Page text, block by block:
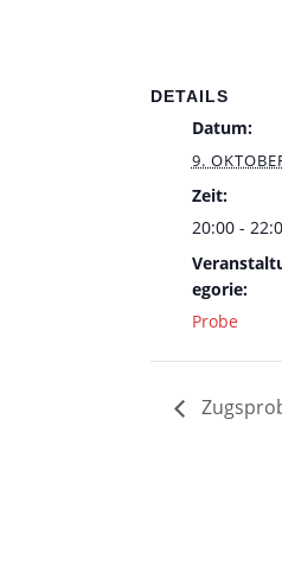
DETAILS
Datum:
9.
Zeit:
20:00 -
egorie:
Probe